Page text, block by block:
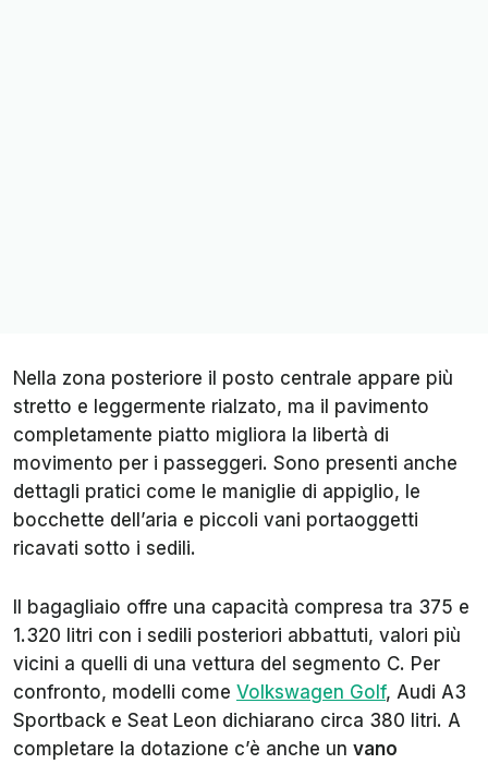
Nella zona posteriore il posto centrale appare più
stretto e leggermente rialzato, ma il pavimento
completamente piatto migliora la libertà di
movimento per i passeggeri. Sono presenti anche
dettagli pratici come le maniglie di appiglio, le
bocchette dell’aria e piccoli vani portaoggetti
ricavati sotto i sedili.
Il bagagliaio offre una capacità compresa tra 375 e
1.320 litri con i sedili posteriori abbattuti, valori più
vicini a quelli di una vettura del segmento C. Per
confronto, modelli come Volkswagen Golf, Audi A3
Sportback e Seat Leon dichiarano circa 380 litri. A
completare la dotazione c’è anche un vano